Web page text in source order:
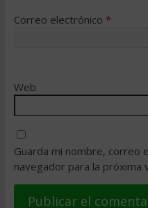
Correo electrónico *
Web
Guarda mi nombre, correo
navegador para la próxima